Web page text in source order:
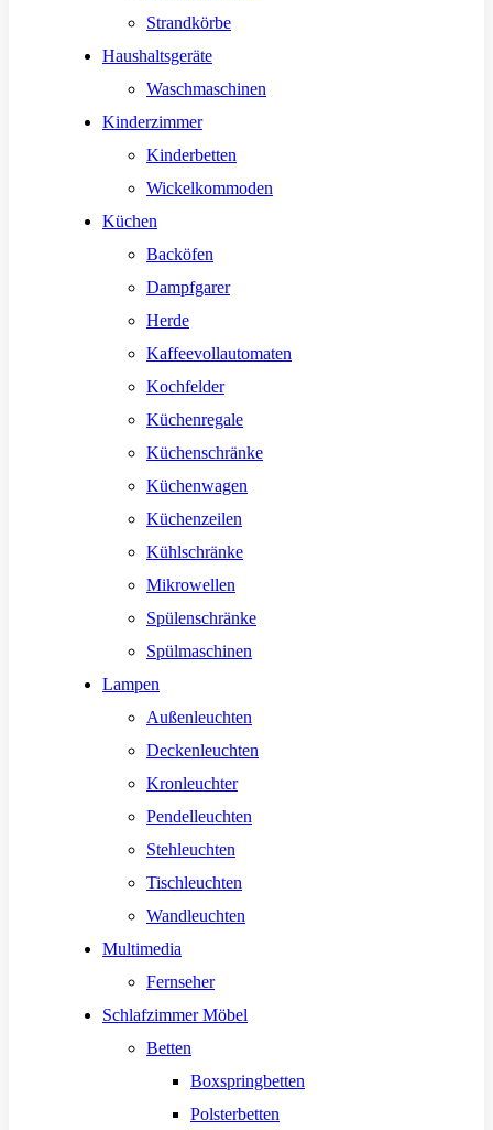
Strandkörbe
Haushaltsgeräte
Waschmaschinen
Kinderzimmer
Kinderbetten
Wickelkommoden
Küchen
Backöfen
Dampfgarer
Herde
Kaffeevollautomaten
Kochfelder
Küchenregale
Küchenschränke
Küchenwagen
Küchenzeilen
Kühlschränke
Mikrowellen
Spülenschränke
Spülmaschinen
Lampen
Außenleuchten
Deckenleuchten
Kronleuchter
Pendelleuchten
Stehleuchten
Tischleuchten
Wandleuchten
Multimedia
Fernseher
Schlafzimmer Möbel
Betten
Boxspringbetten
Polsterbetten